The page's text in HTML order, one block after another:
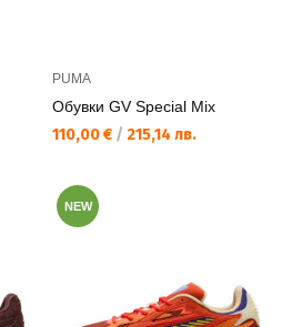
PUMA
Обувки GV Special Mix
Текуща цена:
110,00 € / 215,14 лв.
NEW